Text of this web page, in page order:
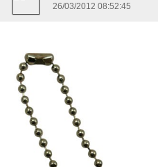
26/03/2012 08:52:45